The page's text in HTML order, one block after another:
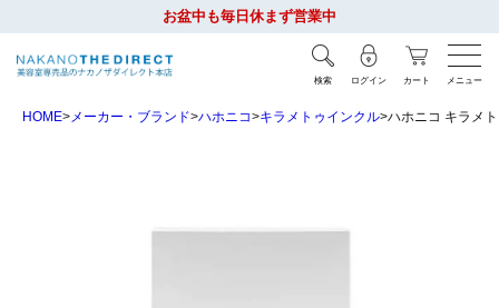
お盆中も毎日休まず営業中
検索 ログイン カート メニュー
HOME メーカー・ブランド ハホニコ キラメトゥインクル ハホニコ キラメ